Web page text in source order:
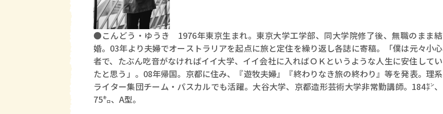
●こんどう・ゆうき 1976年東京生まれ。東京大学工学部、同大学院修了後、無職のまま結
婚。03年より夫婦でオーストラリアを起点に旅と定住を繰り返し各誌に寄稿。「僕は元々小心
者で、たぶん吃音がなければイイ大学、イイ会社に入ればＯＫというような人生に安住してい
たと思う」。08年帰国。京都に住み、『遊牧夫婦』『終わりなき旅の終わり』等を発表。理系
ライター集団チーム・パスカルでも活躍。大谷大学、京都造形芸術大学非常勤講師。184㌢、
75㌔、A型。